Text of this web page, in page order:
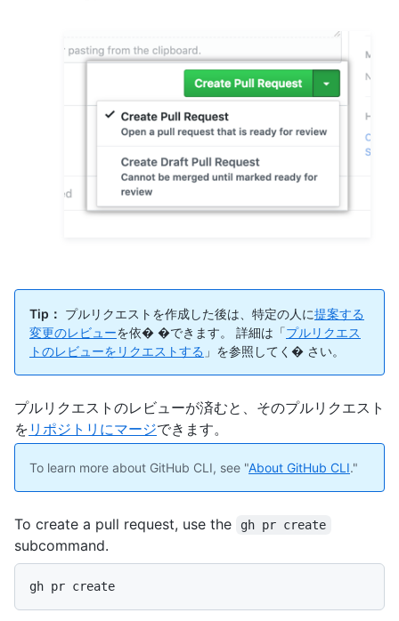
Tip： プルリクエストを作成した後は、特定の人に提案する
変更のレビューを依� �できます。 詳細は「プルリクエス
トのレビューをリクエストする 」を参照してく� さい。
プルリクエストのレビューが済むと、そのプルリクエスト
を リポジトリにマージできます。
To learn more about GitHub CLI, see "About GitHub CLI."
To create a pull request, use the gh pr create
subcommand.
gh pr create